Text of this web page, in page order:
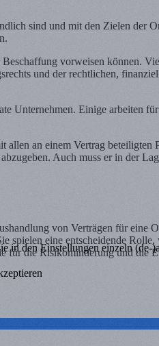
sind und mit den Zielen der
vorweisen können.
und der rechtlichen,
Unternehmen. Einige arbeiten
allen an einem Vertrag beteiligten
Auch muss er in der
von Verträgen für eine
spielen eine entscheidende Rolle,
für die Risikominderung und die
in den Einstellungen einzeln (de-